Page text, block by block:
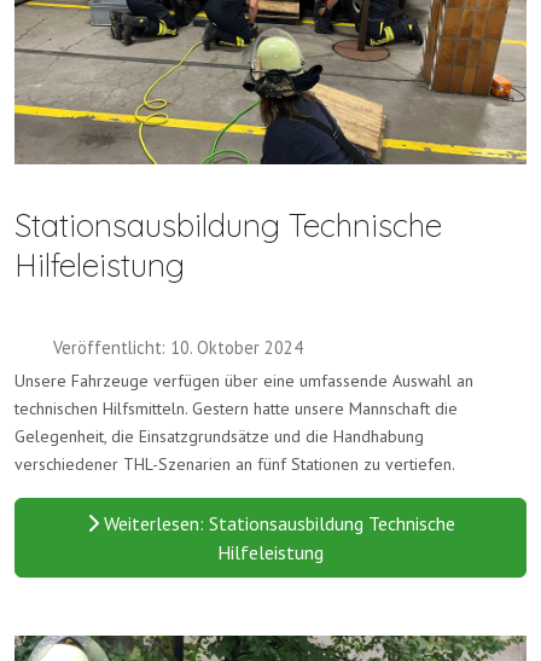
Stationsausbildung Technische
Hilfeleistung
Veröffentlicht: 10. Oktober 2024
Unsere Fahrzeuge verfügen über eine umfassende Auswahl an
technischen Hilfsmitteln. Gestern hatte unsere Mannschaft die
Gelegenheit, die Einsatzgrundsätze und die Handhabung
verschiedener THL-Szenarien an fünf Stationen zu vertiefen.
Weiterlesen: Stationsausbildung Technische
Hilfeleistung